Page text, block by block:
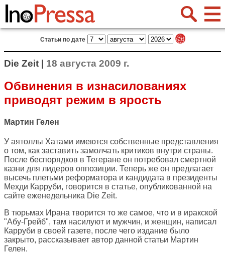
Статьи по дате
Die Zeit | 18 августа 2009 г.
Обвинения в изнасилованиях
приводят режим в ярость
Мартин Гелен
У аятоллы Хатами имеются собственные представления
о том, как заставить замолчать критиков внутри страны.
После беспорядков в Тегеране он потребовал смертной
казни для лидеров оппозиции. Теперь же он предлагает
высечь плетьми реформатора и кандидата в президенты
Мехди Карруби, говорится в статье, опубликованной на
сайте еженедельника Die Zeit.
В тюрьмах Ирана творится то же самое, что и в иракской
"Абу-Грейб", там насилуют и мужчин, и женщин, написал
Карруби в своей газете, после чего издание было
закрыто, рассказывает автор данной статьи Мартин
Гелен.